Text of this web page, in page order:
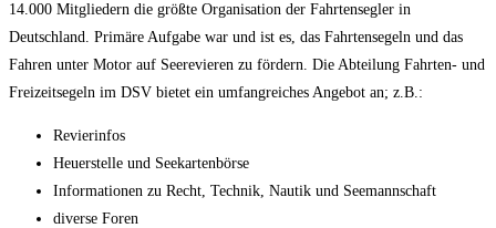
14.000 Mitgliedern die größte Organisation der Fahrtensegler in
Deutschland. Primäre Aufgabe war und ist es, das Fahrtensegeln und das
Fahren unter Motor auf Seerevieren zu fördern. Die Abteilung Fahrten- und
Freizeitsegeln im DSV bietet ein umfangreiches Angebot an; z.B.:
Revierinfos
Heuerstelle und Seekartenbörse
Informationen zu Recht, Technik, Nautik und Seemannschaft
diverse Foren